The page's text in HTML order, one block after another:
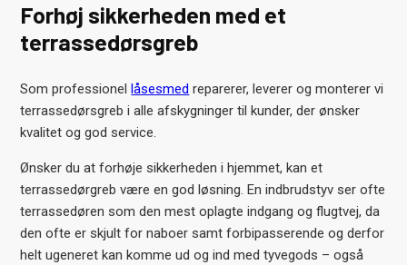
Forhøj sikkerheden med et
terrassedørsgreb
Som professionel låsesmed reparerer, leverer og monterer vi
terrassedørsgreb i alle afskygninger til kunder, der ønsker
kvalitet og god service.
Ønsker du at forhøje sikkerheden i hjemmet, kan et
terrassedørgreb være en god løsning. En indbrudstyv ser ofte
terrassedøren som den mest oplagte indgang og flugtvej, da
den ofte er skjult for naboer samt forbipasserende og derfor
helt ugeneret kan komme ud og ind med tyvegods – også